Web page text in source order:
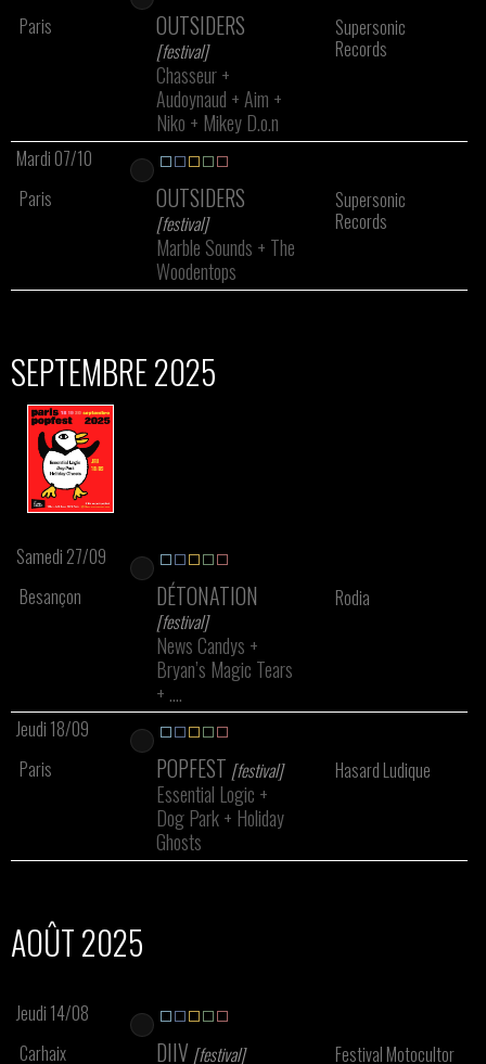
Paris
OUTSIDERS
[festival]
Chasseur+
Audoynaud + Aim +
Niko + Mikey D.o.n
Supersonic
Records
Mardi 07/10
Paris
OUTSIDERS
[festival]
Marble Sounds + The
Woodentops
Supersonic
Records
SEPTEMBRE 2025
Samedi 27/09
Besançon
DÉTONATION
[festival]
News Candys +
Bryan’s Magic Tears
+ ....
Rodia
Jeudi 18/09
Paris
POPFEST [festival]
Essential Logic +
Dog Park+ Holiday
Ghosts
Hasard Ludique
AOÛT 2025
Jeudi 14/08
Carhaix
DIIV [festival] Festival Motocultor